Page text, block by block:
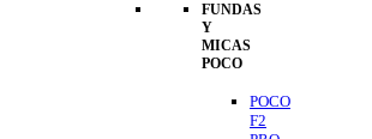
FUNDAS
Y
MICAS
POCO
POCO
F2